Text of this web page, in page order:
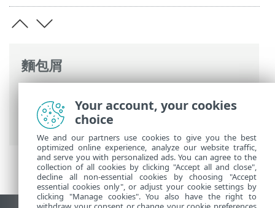
麵包屑
安裝/升級/遷移> 本機安裝 > 允許系統延伸
模組
Your account, your cookies
choice
We and our partners use cookies to give you the best
optimized online experience, analyze our website traffic,
and serve you with personalized ads. You can agree to the
collection of all cookies by clicking "Accept all and close",
decline all non-essential cookies by choosing "Accept
essential cookies only", or adjust your cookie settings by
clicking "Manage cookies". You also have the right to